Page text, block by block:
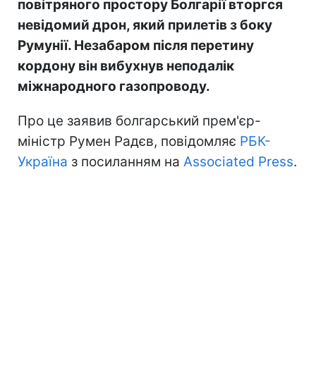
повітряного простору Болгарії вторгся
невідомий дрон, який прилетів з боку
Румунії. Незабаром після перетину
кордону він вибухнув неподалік
міжнародного газопроводу.
Про це заявив болгарський прем'єр-
міністр Румен Радєв, повідомляє РБК-
Україна з посиланням на Associated Press.